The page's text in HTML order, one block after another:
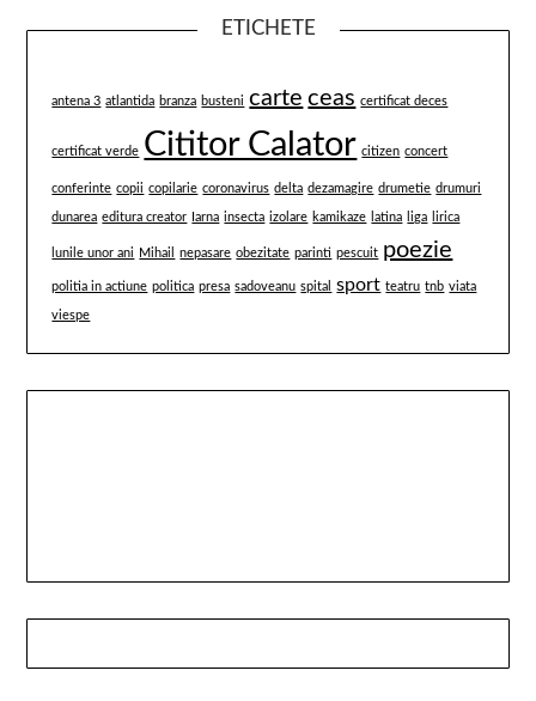
ETICHETE
antena 3 atlantida branza busteni carte ceas certificat deces
certificat verde Cititor Calator citizen concert
conferinte copii copilarie coronavirus delta dezamagire drumetie drumuri
dunarea editura creator Iarna insecta izolare kamikaze latina liga lirica
lunile unor ani Mihail nepasare obezitate parinti pescuit poezie
politia in actiune politica presa sadoveanu spital sport teatru tnb viata
viespe